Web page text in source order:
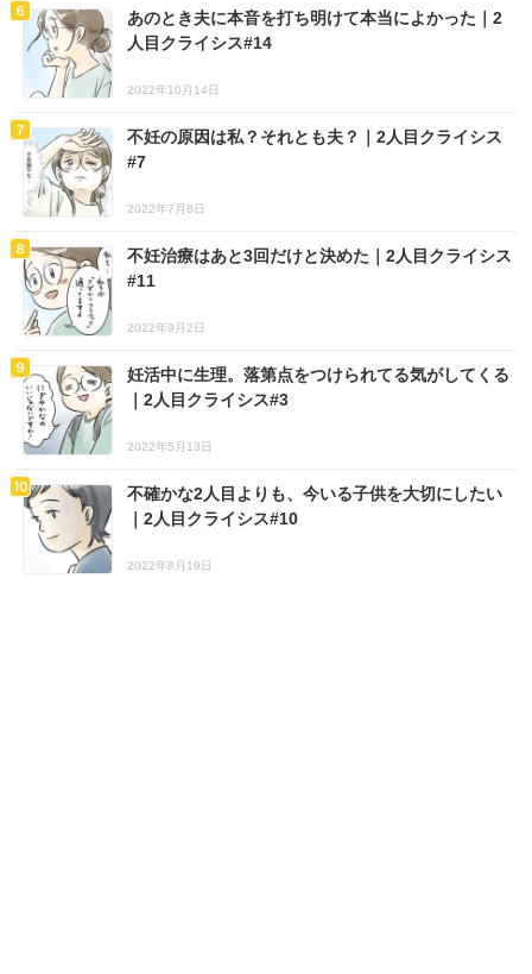
あのとき夫に本音を打ち明けて本当によかった｜2
人目クライシス#14
2022年10月14日
不妊の原因は私？それとも夫？｜2人目クライシス
#7
2022年7月8日
不妊治療はあと3回だけと決めた｜2人目クライシス
#11
2022年9月2日
妊活中に生理。落第点をつけられてる気がしてくる
｜2人目クライシス#3
2022年5月13日
不確かな2人目よりも、今いる子供を大切にしたい
｜2人目クライシス#10
2022年8月19日